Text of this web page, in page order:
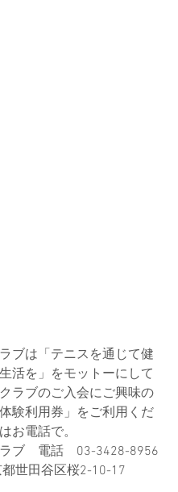
ブは「テニスを通じて健
活を」をモットーにして
ラブのご入会にご興味の
験利用券」をご利用くだ
お電話で。
ブ　電話　03-3428-8956
都世田谷区桜2-10-17